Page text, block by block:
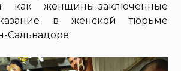
как женщины-заключенные
в женской тюрьме
Сальвадоре.